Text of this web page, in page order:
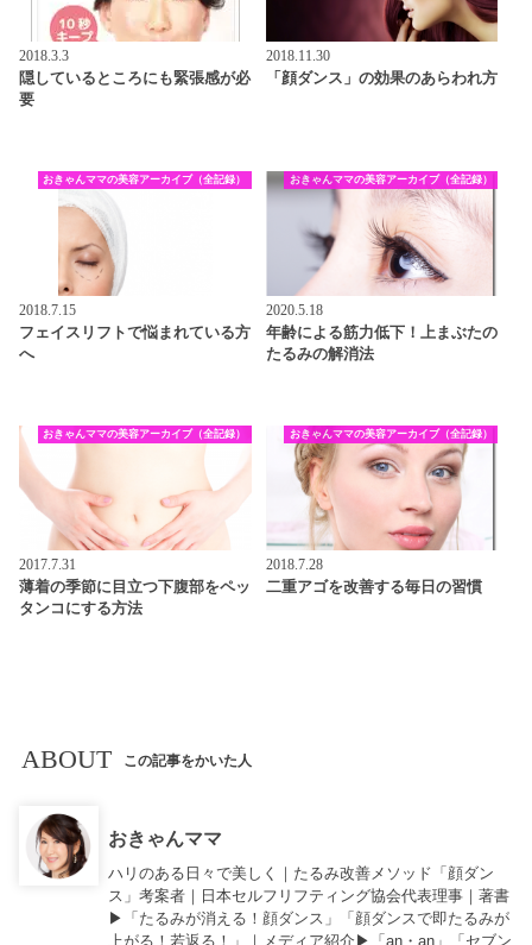
2018.3.3
隠しているところにも緊張感が必
要
2018.11.30
「顔ダンス」の効果のあらわれ方
おきゃんママの美容アーカイブ（全記録）
2018.7.15
フェイスリフトで悩まれている方
へ
おきゃんママの美容アーカイブ（全記録）
2020.5.18
年齢による筋力低下！上まぶたの
たるみの解消法
おきゃんママの美容アーカイブ（全記録）
2017.7.31
薄着の季節に目立つ下腹部をペッ
タンコにする方法
おきゃんママの美容アーカイブ（全記録）
2018.7.28
二重アゴを改善する毎日の習慣
ABOUT この記事をかいた人
おきゃんママ
ハリのある日々で美しく｜たるみ改善メソッド「顔ダン
ス」考案者｜日本セルフリフティング協会代表理事｜著書
▶︎「 たるみが消える！顔ダンス 」「 顔ダンスで即たるみが
上がる！若返る！ 」｜メディア紹介▶︎「an・an」「セブン